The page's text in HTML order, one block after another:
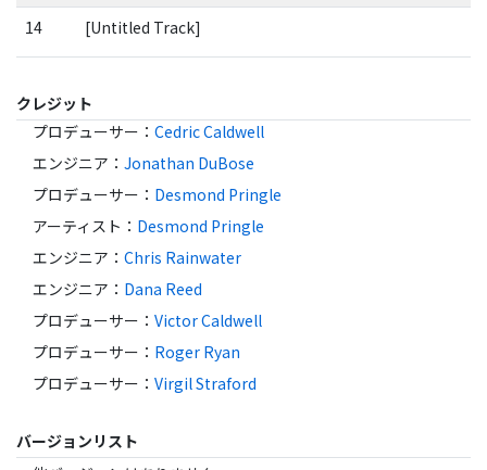
14 [Untitled Track]
クレジット
プロデューサー ： Cedric Caldwell
エンジニア ： Jonathan DuBose
プロデューサー ： Desmond Pringle
アーティスト ： Desmond Pringle
エンジニア ： Chris Rainwater
エンジニア ： Dana Reed
プロデューサー ： Victor Caldwell
プロデューサー ： Roger Ryan
プロデューサー ： Virgil Straford
バージョンリスト